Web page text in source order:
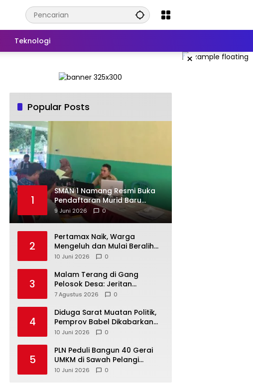
Teknologi
×
Popular Posts
1
SMAN 1 Namang Resmi Buka
Pendaftaran Murid Baru
2026/2027
9 Juni 2026 0
2
‎Pertamax Naik, Warga
Mengeluh dan Mulai Beralih
ke Pertalite Meski Harus Antre
10 Juni 2026 0
3
Malam Terang di Gang
Pelosok Desa: Jeritan
Harapan Ketua APDESI
Babel
7 Agustus 2026 0
4
‎Diduga Sarat Muatan Politik,
Pemprov Babel Dikabarkan
Lakukan Rotasi Besar-
10 Juni 2026 0
5
‎PLN Peduli Bangun 40 Gerai
UMKM di Sawah Pelangi
Namang, Dorong
10 Juni 2026 0